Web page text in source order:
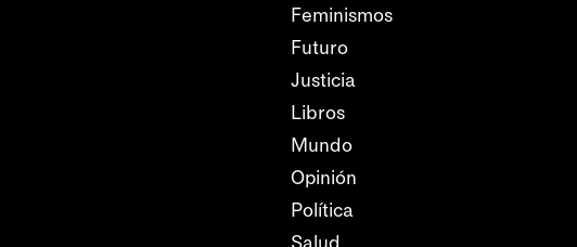
Feminismos
Futuro
Justicia
Libros
Mundo
Opinión
Política